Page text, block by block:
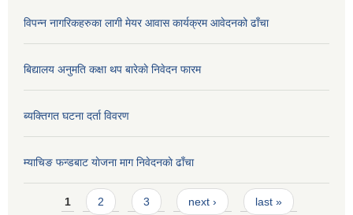
विपन्न नागरिकहरुका लागी मेयर आवास कार्यक्रम आवेदनको ढाँचा
बिद्यालय अनुमति कक्षा थप बारेकाे निवेदन फारम
ब्यक्तिगत घटना दर्ता विवरण
म्याचिङ फन्डबाट याेजना माग निवेदनकाे ढाँचा
Pages
1 2 3 next › last »